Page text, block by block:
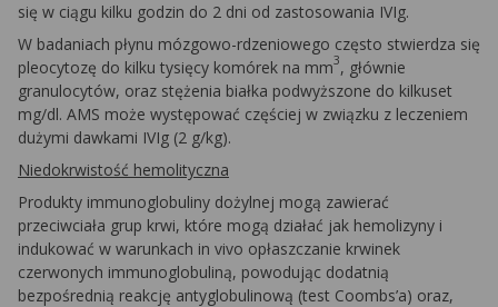
się w ciągu kilku godzin do 2 dni od zastosowania IVIg.
W badaniach płynu mózgowo-rdzeniowego często stwierdza się
pleocytozę do kilku tysięcy komórek na mm3, głównie
granulocytów, oraz stężenia białka podwyższone do kilkuset
mg/dl. AMS może występować częściej w związku z leczeniem
dużymi dawkami IVIg (2 g/kg).
Niedokrwistość hemolityczna
Produkty immunoglobuliny dożylnej mogą zawierać
przeciwciała grup krwi, które mogą działać jak hemolizyny i
indukować w warunkach in vivo opłaszczanie krwinek
czerwonych immunoglobuliną, powodując dodatnią
bezpośrednią reakcję antyglobulinową (test Coombs’a) oraz,